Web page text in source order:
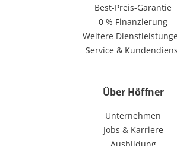
Best-Preis-Garantie
0 % Finanzierung
Weitere
Service &
Über Höffner
Unternehmen
Jobs & Karriere